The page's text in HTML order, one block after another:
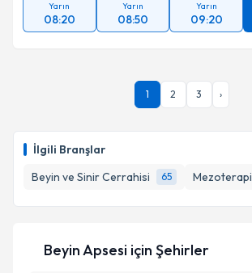
İlgili Branşlar
Beyin ve Sinir Cerrahisi
65 Mezoterapi
Yarın
08:20
Yarın
08:50
Yarın
09:20
1 2 3 ›
Beyin Apsesi için Şehirler